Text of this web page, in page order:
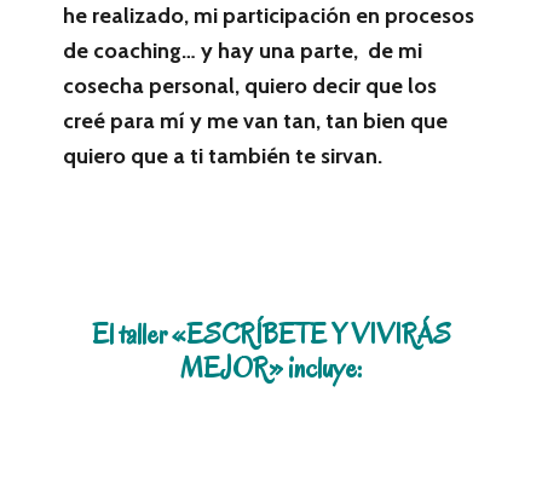
he realizado, mi participación en procesos
de coaching… y hay una parte, de mi
cosecha personal, quiero decir que los
creé para mí y me van tan, tan bien que
quiero que a ti también te sirvan.
El taller «ESCRÍBETE Y VIVIRÁS
MEJOR» incluye: